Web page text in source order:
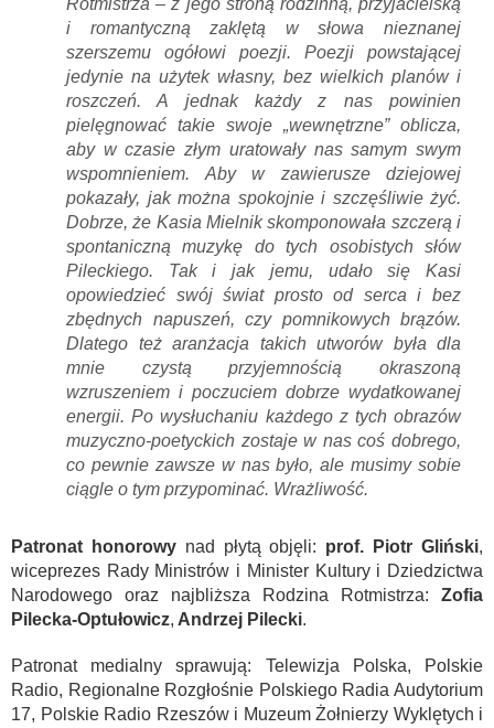
Rotmistrza – z jego stroną rodzinną, przyjacielską
i romantyczną zaklętą w słowa nieznanej
szerszemu ogółowi poezji. Poezji powstającej
jedynie na użytek własny, bez wielkich planów i
roszczeń. A jednak każdy z nas powinien
pielęgnować takie swoje „wewnętrzne” oblicza,
aby w czasie złym uratowały nas samym swym
wspomnieniem. Aby w zawierusze dziejowej
pokazały, jak można spokojnie i szczęśliwie żyć.
Dobrze, że Kasia Mielnik skomponowała szczerą i
spontaniczną muzykę do tych osobistych słów
Pileckiego. Tak i jak jemu, udało się Kasi
opowiedzieć swój świat prosto od serca i bez
zbędnych napuszeń, czy pomnikowych brązów.
Dlatego też aranżacja takich utworów była dla
mnie czystą przyjemnością okraszoną
wzruszeniem i poczuciem dobrze wydatkowanej
energii. Po wysłuchaniu każdego z tych obrazów
muzyczno-poetyckich zostaje w nas coś dobrego,
co pewnie zawsze w nas było, ale musimy sobie
ciągle o tym przypominać. Wrażliwość.
Patronat honorowynad płytą objęli: prof. Piotr Gliński,
wiceprezes Rady Ministrów i Minister Kultury i Dziedzictwa
Narodowego oraz najbliższa Rodzina Rotmistrza: Zofia
Pilecka-Optułowicz, Andrzej Pilecki.
Patronat medialny sprawują: Telewizja Polska, Polskie
Radio, Regionalne Rozgłośnie Polskiego Radia Audytorium
17, Polskie Radio Rzeszów i Muzeum Żołnierzy Wyklętych i